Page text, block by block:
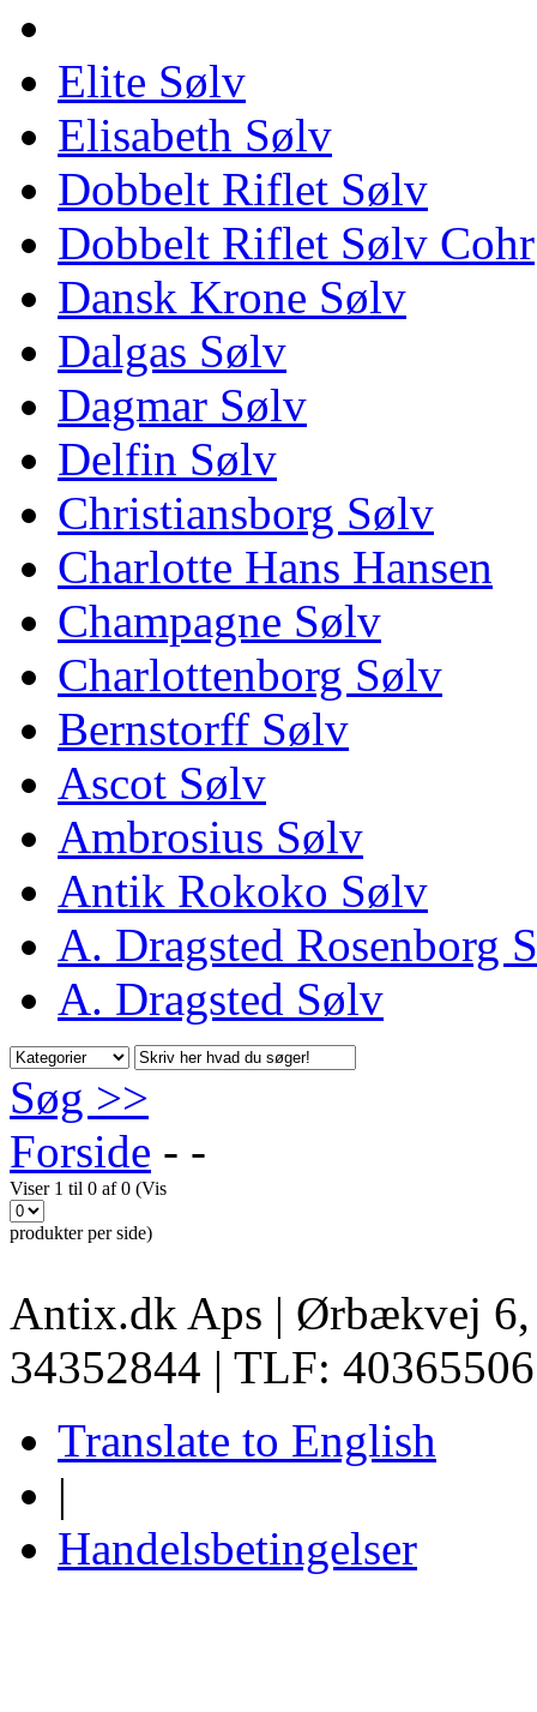
Elite Sølv
Elisabeth Sølv
Dobbelt Riflet Sølv
Dobbelt Riflet Sølv Cohr
Dansk Krone Sølv
Dalgas Sølv
Dagmar Sølv
Delfin Sølv
Christiansborg Sølv
Charlotte Hans Hansen
Champagne Sølv
Charlottenborg Sølv
Bernstorff Sølv
Ascot Sølv
Ambrosius Sølv
Antik Rokoko Sølv
A. Dragsted Rosenborg
A. Dragsted Sølv
Søg >>
Forside - -
Viser 1 til 0 af 0 (Vis
produkter per side)
Antix.dk Aps | Ørbækvej
34352844 | TLF:
Translate to English
|
Handelsbetingelser